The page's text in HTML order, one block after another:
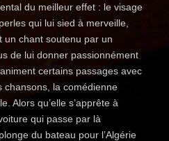
du meilleur effet : le visage
qui lui sied à merveille,
un chant soutenu par un
de lui donner passionnément
certains passages avec
chansons, la comédienne
Alors qu’elle s’apprête à
qui passe par là
du bateau pour l’Algérie